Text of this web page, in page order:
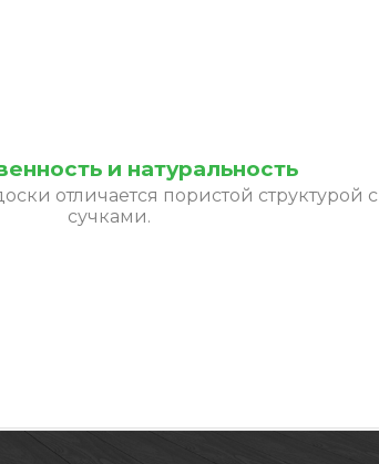
и натуральность
отличается пористой структурой с
сучками.